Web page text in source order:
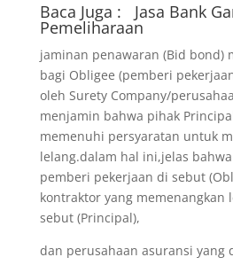
Baca Juga : Jasa Bank
Pemeliharaan
jaminan penawaran (Bid bond)
bagi Obligee (pemberi
oleh Surety Company/
menjamin bahwa pihak
memenuhi persyaratan untuk
lelang.dalam hal ini,jelas
pemberi pekerjaan di sebut
kontraktor yang memenangkan
sebut (Principal),
dan perusahaan asuransi yang